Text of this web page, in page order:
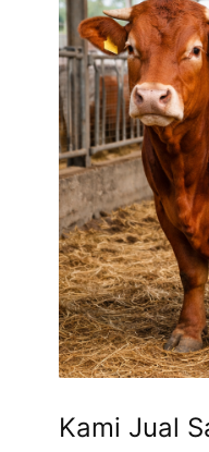
Kami Jual